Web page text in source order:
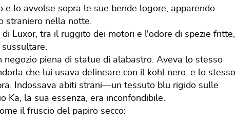
e lo avvolse sopra le sue bende logore, apparendo
straniero nella notte.
Luxor, tra il ruggito dei motori e l'odore di spezie fritte,
negozio piena di statue di alabastro. Aveva lo stesso
che lui usava delineare con il kohl nero, e lo stesso
Indossava abiti strani—un tessuto blu rigido sulle
Ka, la sua essenza, era inconfondibile.
il fruscio del papiro secco: